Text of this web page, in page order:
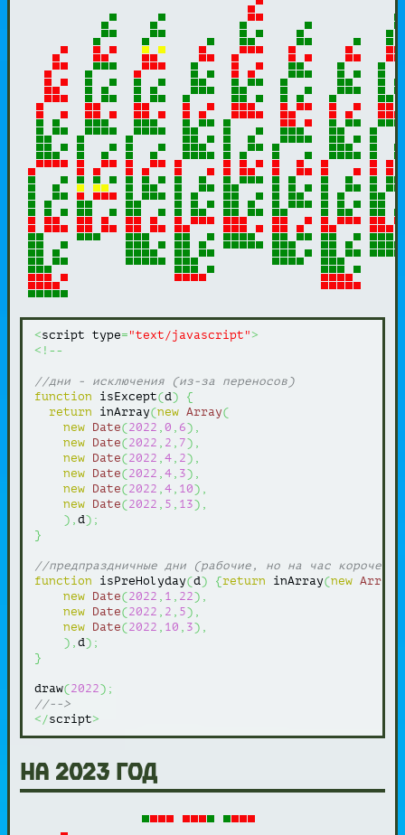
<script type= "text/javascript" >
<!--
//дни - исключения (из-за переносов)
function isExcept(d)
{
return inArray(new Array(
new
Date(2022 , 0 , 6) ,
new
Date(2022 , 2 , 7) ,
new
Date(2022 , 4, 2) ,
new
Date(2022 , 4, 3) ,
new
Date(2022 , 4, 10) ,
new
Date(2022 , 5 , 13) ,
) , d) ;
}
//предпраздничные дни (рабочие, но на час короче)
function isPreHolyday(d) {return inArray(new Array
new
Date(2022 , 1 , 22) ,
new
Date(2022 , 2 , 5) ,
new
Date(2022 , 10 , 3) ,
) , d) ;
}
draw(2022) ;
//-->
</script>
на 2023 год